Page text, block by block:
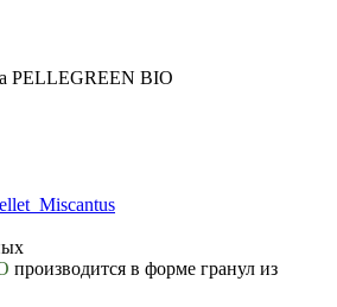
PELLEGREEN BIO
производится в форме гранул из